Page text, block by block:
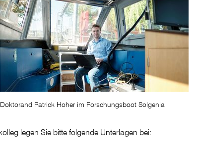
Doktorand Patrick Hoher im Forschungsboot Solgenia
legen Sie bitte folgende Unterlagen bei: